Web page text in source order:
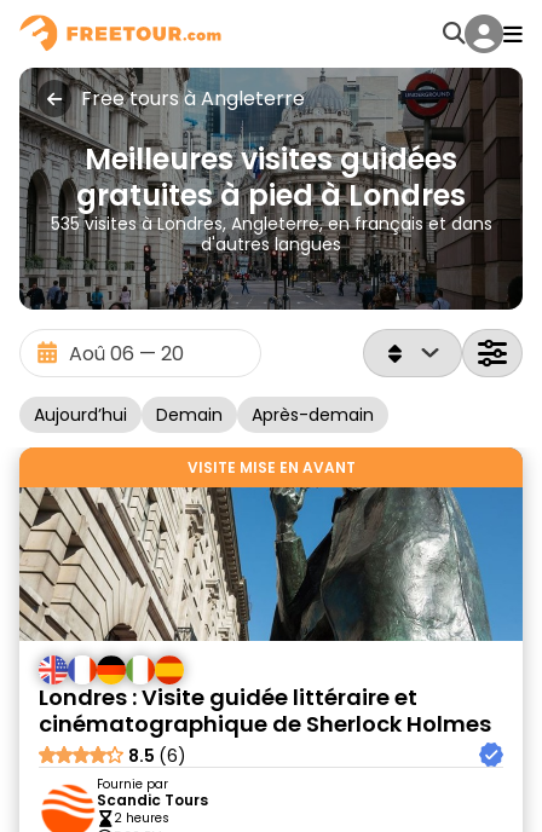
Free tours à Angleterre
Meilleures visites guidées
gratuites à pied à Londres
535 visites à Londres, Angleterre, en français et dans
d'autres langues
Aujourd’hui Demain Après-demain
VISITE MISE EN AVANT
Londres : Visite guidée littéraire et
cinématographique de Sherlock Holmes
8.5 (6)
Fournie par
Scandic Tours
2 heures